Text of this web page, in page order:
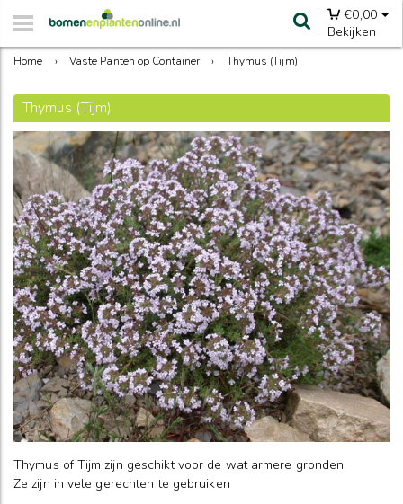
€0,00
Bekijken
Home › Vaste Panten op Container › Thymus (Tijm)
Thymus (Tijm)
Thymus of Tijm zijn geschikt voor de wat armere gronden.
Ze zijn in vele gerechten te gebruiken